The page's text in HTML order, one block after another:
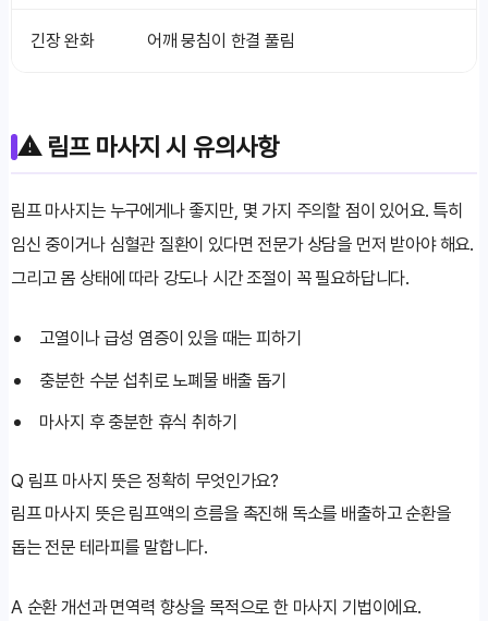
긴장 완화 어깨 뭉침이 한결 풀림
⚠️ 림프 마사지 시 유의사항
림프 마사지는 누구에게나 좋지만, 몇 가지 주의할 점이 있어요. 특히
임신 중이거나 심혈관 질환이 있다면 전문가 상담을 먼저 받아야 해요.
그리고 몸 상태에 따라 강도나 시간 조절이 꼭 필요하답니다.
고열이나 급성 염증이 있을 때는 피하기
충분한 수분 섭취로 노폐물 배출 돕기
마사지 후 충분한 휴식 취하기
Q 림프 마사지 뜻은 정확히 무엇인가요?
림프 마사지 뜻은 림프액의 흐름을 촉진해 독소를 배출하고 순환을
돕는 전문 테라피를 말합니다.
A순환 개선과 면역력 향상을 목적으로 한 마사지 기법이에요.